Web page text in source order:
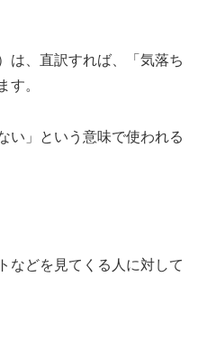
は、直訳すれば、「気落ち
す。
い」
という意味で使われる
などを見てくる人に対して